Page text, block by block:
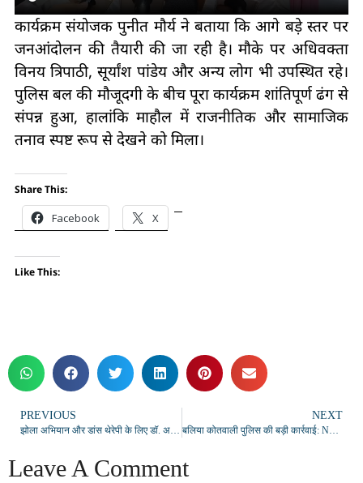
कार्यक्रम संयोजक पुनीत मौर्य ने बताया कि आगे बड़े स्तर पर
जनआंदोलन की तैयारी की जा रही है। मौके पर अधिवक्ता
विनय त्रिपाठी, सूर्यांश पांडेय और अन्य लोग भी उपस्थित रहे।
पुलिस बल की मौजूदगी के बीच पूरा कार्यक्रम शांतिपूर्ण ढंग से
संपन्न हुआ, हालांकि माहौल में राजनीतिक और सामाजिक
तनाव स्पष्ट रूप से देखने को मिला।
Share This:
Facebook X
Like This:
PREVIOUS
झोला अभियान और डांस थेरेपी के लिए डॉ. अनुभा पुंडीर को उत्तराखंड एक्सीलेंस अवार्ड-2026
NEXT
बलिया कोतवाली पुलिस की बड़ी कार्रवाई: NBW वारंटी उमेश कोहार गिरफ्तार, न्यायालय में पेशी हेतु भेजा गया
Leave A Comment